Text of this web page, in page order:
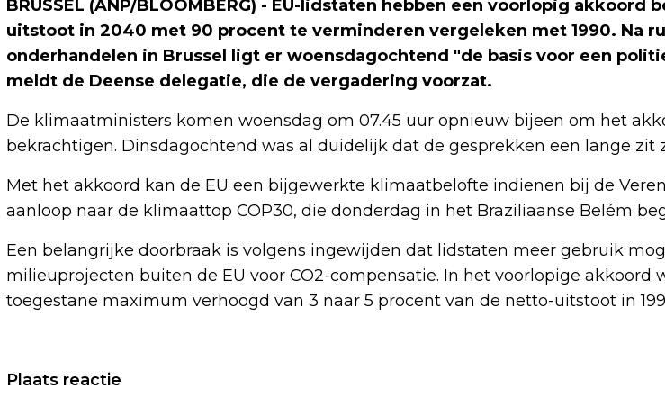
BRUSSEL (ANP/BLOOMBERG) - EU-lidstaten hebben een voorlopig akkoord
uitstoot in 2040 met 90 procent te verminderen vergeleken met 1990. Na
onderhandelen in Brussel ligt er woensdagochtend "de basis voor een
meldt de Deense delegatie, die de vergadering voorzat.
De klimaatministers komen woensdag om 07.45 uur opnieuw bijeen om het
bekrachtigen. Dinsdagochtend was al duidelijk dat de gesprekken een lange zit
Met het akkoord kan de EU een bijgewerkte klimaatbelofte indienen bij de
aanloop naar de klimaattop COP30, die donderdag in het Braziliaanse Belém
Een belangrijke doorbraak is volgens ingewijden dat lidstaten meer gebruik
milieuprojecten buiten de EU voor CO2-compensatie. In het voorlopige akkoord
toegestane maximum verhoogd van 3 naar 5 procent van de netto-uitstoot in
Vorig artikel
Plaats reactie